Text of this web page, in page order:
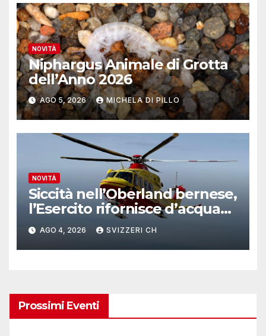
NOVITÀ
Niphargus Animale di Grotta
dell’Anno 2026
AGO 5, 2026 MICHELA DI PILLO
NOVITÀ
Siccità nell’Oberland bernese,
l’Esercito rifornisce d’acqua
due alpeggi
AGO 4, 2026 SVIZZERI CH
Prossimi Eventi